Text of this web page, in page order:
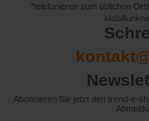
*telefonieren zum üblichen
Abonnieren Sie jetzt den trend-e-